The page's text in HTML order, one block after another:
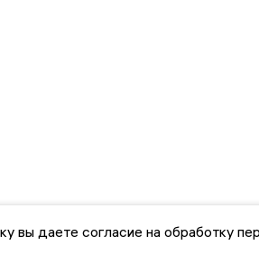
вы даете согласие на обработку